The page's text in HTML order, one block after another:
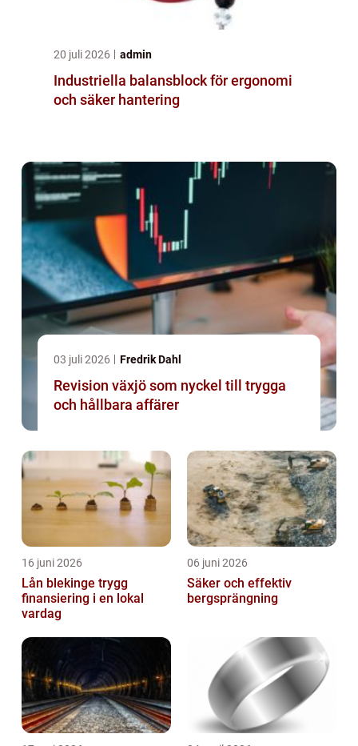
20 juli 2026 admin
Industriella balansblock för ergonomi
och säker hantering
03 juli 2026 Fredrik Dahl
Revision växjö som nyckel till trygga
och hållbara affärer
16 juni 2026
Lån blekinge trygg
finansiering i en lokal
vardag
06 juni 2026
Säker och effektiv
bergsprängning